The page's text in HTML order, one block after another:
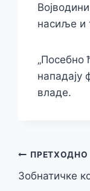
насиље и
„Посебно
нападају
владе.
Кретање
чланка
ПРЕТХОДНО
Зобнатичке